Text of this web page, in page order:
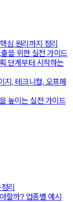
심 원리까지 정리
을 위한 실전 가이드
단계부터 시작하는
지, 테크니컬, 오프페
높이는 실전 가이드
리
할까? 업종별 예시